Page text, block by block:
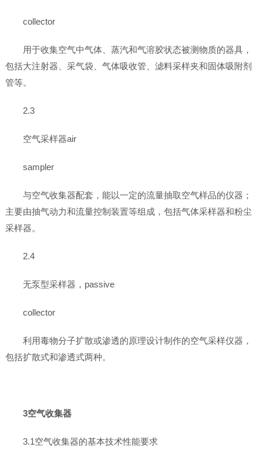
collector
用于收集空气中气体、蒸汽和气溶胶状态被测物质的器具，
包括大注射器、采气袋、气体吸收管、滤料采样夹和固体吸附剂
管等。
2.3
空气采样器air
sampler
与空气收集器配套，能以一定的流量抽取空气样品的仪器；
主要由抽气动力和流量控制装置等组成，包括气体采样器和粉尘
采样器。
2.4
无泵型采样器，passive
collector
利用毒物分子扩散或渗透的原理设计制作的空气采样仪器，
包括扩散式和渗透式两种。
3空气收集器
3.1空气收集器的基本技术性能要求